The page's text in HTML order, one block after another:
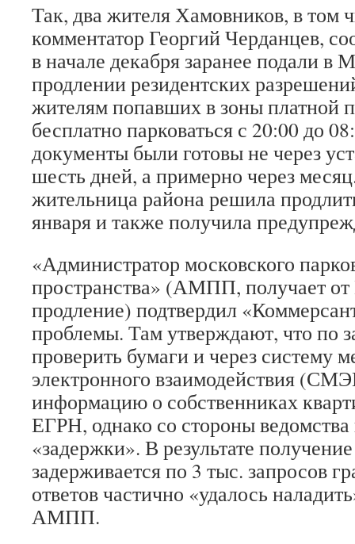
Так, два жителя Хамовников, в том
комментатор Георгий Черданцев,
в начале декабря заранее подали в
продлении резидентских
жителям попавших в зоны платной
бесплатно парковаться с 20:00 до
документы были готовы не через
шесть дней, а примерно через
жительница района решила
января и также получила
«Администратор московского
пространства» (АМПП, получает
продление) подтвердил
проблемы. Там утверждают, что по
проверить бумаги и через систему
электронного взаимодействия
информацию о собственниках
ЕГРН, однако со стороны
«задержки». В результате
задерживается по 3 тыс. запросов
ответов частично «удалось
АМПП.